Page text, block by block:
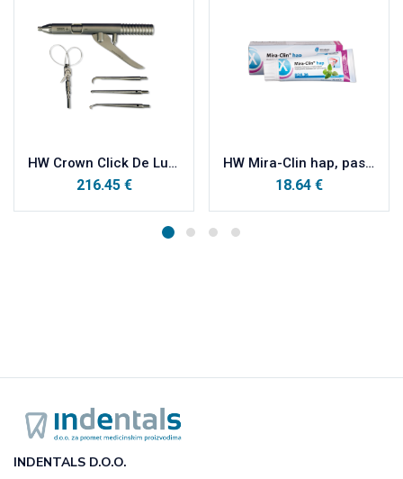
HW Crown Click De Luxe, mehanički odstranjivač kruna i mostova, set, instrument s nastavcima 1-3
216.45 €
HW Mira-Clin hap, pasta za poliranje sa hidroksiapatitom 75ml
18.64 €
INDENTALS D.O.O.